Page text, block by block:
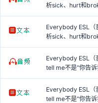
析sick、hurt和
Everybody ESL（
析sick、hurt和
Everybody ESL（
tell me不是“你告诉
Everybody ESL（
tell me不是“你告